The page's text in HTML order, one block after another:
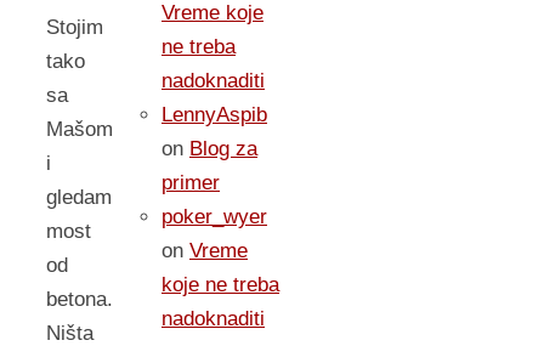
Stojim
tako
sa
Mašom
i
gledam
most
od
betona.
Ništa
Vreme koje
ne treba
nadoknaditi
LennyAspib
on Blog za
primer
poker_wyer
on Vreme
koje ne treba
nadoknaditi